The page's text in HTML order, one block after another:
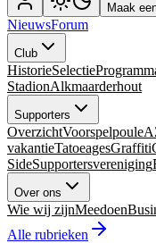
Maak
NieuwsForum
Club
HistorieSelectie
StadionAlkmaarderhout
Supporters
OverzichtVoorspelpoule
vakantieTatoeagesGraffiti
SideSupportersvereniging
Over ons
Wie wij zijnMeedoen
Alle rubrieken